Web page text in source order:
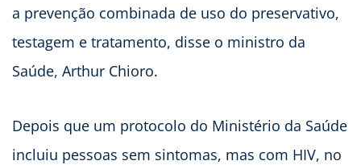
a prevenção combinada de uso do preservativo,
testagem e tratamento, disse o ministro da
Saúde, Arthur Chioro.
Depois que um protocolo do Ministério da Saúde
incluiu pessoas sem sintomas, mas com HIV, no